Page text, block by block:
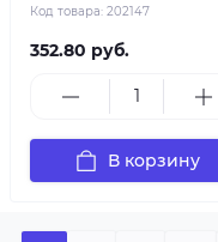
Код товара: 202147
352.80 руб.
В корзину